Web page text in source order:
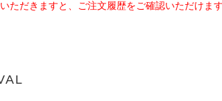
ただきますと、ご注文履歴をご確認いただけます